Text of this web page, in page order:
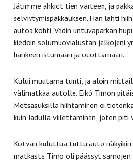
Jätimme ahkiot tien varteen, ja
selviytymispakkauksen. Hän lähti
autoa kohti. Vedin untuvaparkan
kiedoin solumuovialustan jalkojeni
hankeen istumaan ja odottamaan.
Kului muutama tunti, ja aloin
välimatkaa autolle. Eikö Timon
Metsäsuksilla hiihtäminen ei
kuin ladulla viilettäminen, joten piti
Kotvan kuluttua tuttu auto näkyikin
matkasta Timo oli päässyt samojen